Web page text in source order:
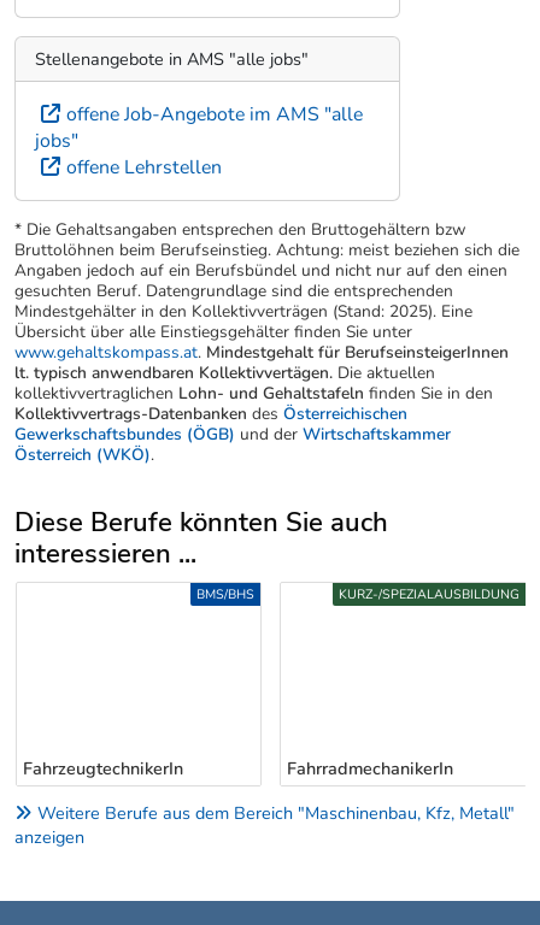
Stellenangebote in AMS "alle jobs"
offene Job-Angebote im AMS "alle
jobs"
offene Lehrstellen
* Die Gehaltsangaben entsprechen den Bruttogehältern bzw
Bruttolöhnen beim Berufseinstieg. Achtung: meist beziehen sich die
Angaben jedoch auf ein Berufsbündel und nicht nur auf den einen
gesuchten Beruf. Datengrundlage sind die entsprechenden
Mindestgehälter in den Kollektivverträgen (Stand: 2025). Eine
Übersicht über alle Einstiegsgehälter finden Sie unter
www.gehaltskompass.at. Mindestgehalt für BerufseinsteigerInnen
lt. typisch anwendbaren Kollektivvertägen. Die aktuellen
kollektivvertraglichen Lohn- und Gehaltstafeln finden Sie in den
Kollektivvertrags-Datenbanken des Österreichischen
Gewerkschaftsbundes (ÖGB) und der Wirtschaftskammer
Österreich (WKÖ).
Diese Berufe könnten Sie auch
interessieren ...
Uber weitere Berufsvorschläge
FahrzeugtechnikerIn
BMS/BHS
FahrradmechanikerIn
KURZ-/SPEZIALAUSBILDUNG
Weitere Berufe aus dem Bereich "Maschinenbau, Kfz, Metall"
anzeigen